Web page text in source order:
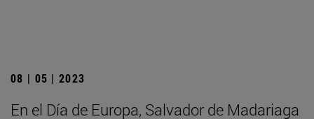
08 | 05 | 2023
En el Día de Europa, Salvador de Madariaga